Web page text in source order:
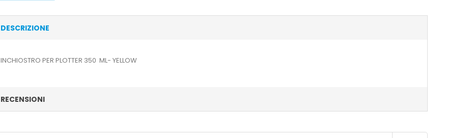
DESCRIZIONE
INCHIOSTRO PER PLOTTER 350 ML- YELLOW
RECENSIONI